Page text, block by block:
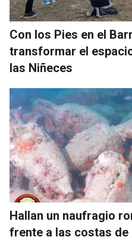
Con los Pies en el
transformar el
las Niñeces
Hallan un naufragio
frente a las costas de